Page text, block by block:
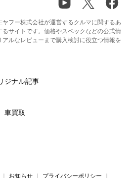
フー株式会社が運営するクルマに関するあ
るサイトです。価格やスペックなどの公式情
ルなレビューまで購入検討に役立つ情報を
ジナル記事
車買取
お知らせ
プライバシーポリシー